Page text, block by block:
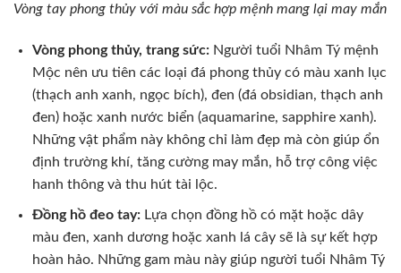
Vòng tay phong thủy với màu sắc hợp mệnh mang lại may mắn
Vòng phong thủy, trang sức:Người tuổi Nhâm Tý mệnh
Mộc nên ưu tiên các loại đá phong thủy có màu xanh lục
(thạch anh xanh, ngọc bích), đen (đá obsidian, thạch anh
đen) hoặc xanh nước biển (aquamarine, sapphire xanh).
Những vật phẩm này không chỉ làm đẹp mà còn giúp ổn
định trường khí, tăng cường may mắn, hỗ trợ công việc
hanh thông và thu hút tài lộc.
Đồng hồ đeo tay:Lựa chọn đồng hồ có mặt hoặc dây
màu đen, xanh dương hoặc xanh lá cây sẽ là sự kết hợp
hoàn hảo. Những gam màu này giúp người tuổi Nhâm Tý